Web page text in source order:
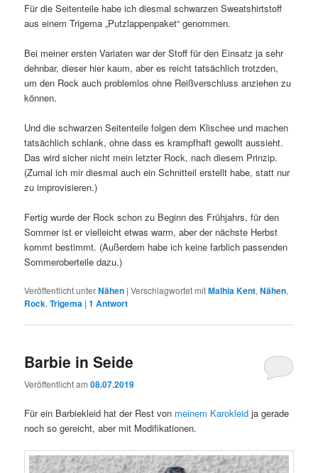
Für die Seitenteile habe ich diesmal schwarzen Sweatshirtstoff
aus einem Trigema „Putzlappenpaket“ genommen.
Bei meiner ersten Variaten war der Stoff für den Einsatz ja sehr
dehnbar, dieser hier kaum, aber es reicht tatsächlich trotzden,
um den Rock auch problemlos ohne Reißverschluss anziehen zu
können.
Und die schwarzen Seitenteile folgen dem Klischee und machen
tatsächlich schlank, ohne dass es krampfhaft gewollt aussieht.
Das wird sicher nicht mein letzter Rock, nach diesem Prinzip.
(Zumal ich mir diesmal auch ein Schnitteil erstellt habe, statt nur
zu improvisieren.)
Fertig wurde der Rock schon zu Beginn des Frühjahrs, für den
Sommer ist er vielleicht etwas warm, aber der nächste Herbst
kommt bestimmt. (Außerdem habe ich keine farblich passenden
Sommeroberteile dazu.)
Veröffentlicht unterNähen |Verschlagwortet mitMalhia Kent,Nähen,
Rock,Trigema |1 Antwort
Barbie in Seide
Veröffentlicht am08.07.2019
Für ein Barbiekleid hat der Rest von meinem Karokleid ja gerade
noch so gereicht, aber mit Modifikationen.